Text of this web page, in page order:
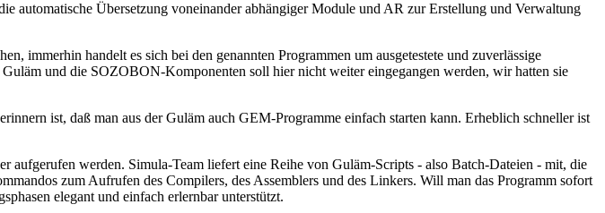
Übersetzung voneinander abhängiger Module und AR zur Erstellung und Verwaltung
immerhin handelt es sich bei den genannten Programmen um ausgetestete und zuverlässige
und die SOZOBON-Komponenten soll hier nicht weiter eingegangen werden, wir hatten sie
ist, daß man aus der Guläm auch GEM-Programme einfach starten kann. Erheblich schneller ist
aufgerufen werden. Simula-Team liefert eine Reihe von Guläm-Scripts - also Batch-Dateien - mit, die
zum Aufrufen des Compilers, des Assemblers und des Linkers. Will man das Programm sofort
elegant und einfach erlernbar unterstützt.